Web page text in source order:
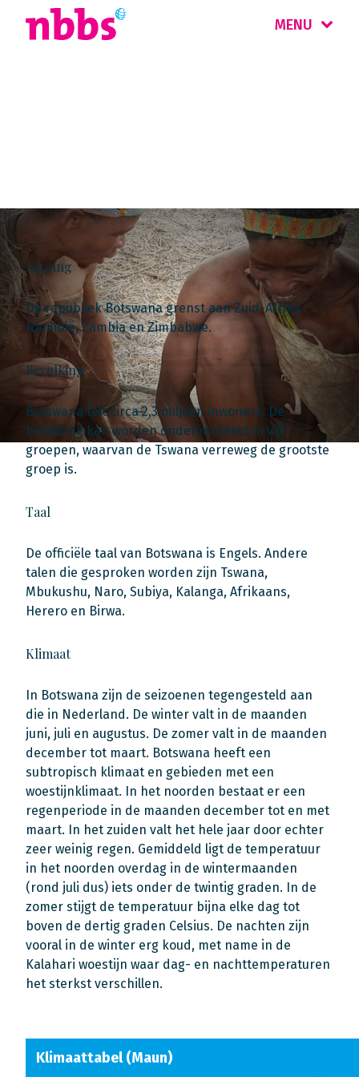
MENU
Ligging
De republiek Botswana grenst aan Zuid-Afrika,
Namibië, Zambia en Zimbabwe.
Bevolking
Botswana telt circa 2,3 miljoen inwoners. De
bevolking kan worden onderverdeeld in vijf
groepen, waarvan de Tswana verreweg de grootste
groep is.
Taal
De officiële taal van Botswana is Engels. Andere
talen die gesproken worden zijn Tswana,
Mbukushu, Naro, Subiya, Kalanga, Afrikaans,
Herero en Birwa.
Klimaat
In Botswana zijn de seizoenen tegengesteld aan
die in Nederland. De winter valt in de maanden
juni, juli en augustus. De zomer valt in de maanden
december tot maart. Botswana heeft een
subtropisch klimaat en gebieden met een
woestijnklimaat. In het noorden bestaat er een
regenperiode in de maanden december tot en met
maart. In het zuiden valt het hele jaar door echter
zeer weinig regen. Gemiddeld ligt de temperatuur
in het noorden overdag in de wintermaanden
(rond juli dus) iets onder de twintig graden. In de
zomer stijgt de temperatuur bijna elke dag tot
boven de dertig graden Celsius. De nachten zijn
vooral in de winter erg koud, met name in de
Kalahari woestijn waar dag- en nachttemperaturen
het sterkst verschillen.
Klimaattabel (Maun)